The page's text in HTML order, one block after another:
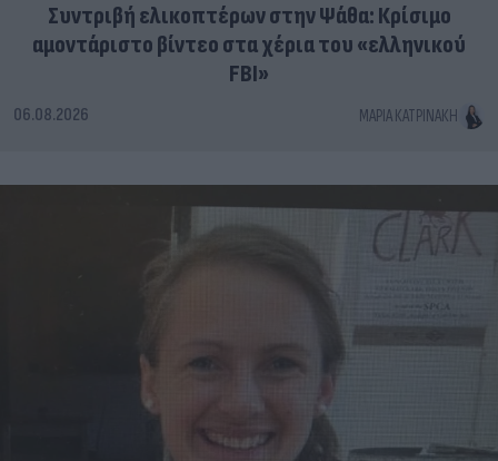
Συντριβή ελικοπτέρων στην Ψάθα: Κρίσιμο
αμοντάριστο βίντεο στα χέρια του «ελληνικού
FBI»
06.08.2026 ΜΑΡΊΑ ΚΑΤΡΙΝΆΚΗ